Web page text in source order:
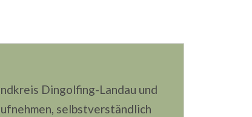
Dingolfing-Landau und
selbstverständlich